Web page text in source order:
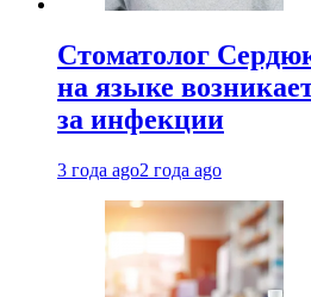
Стоматолог
на языке
за инфекции
3 года ago2 года ago